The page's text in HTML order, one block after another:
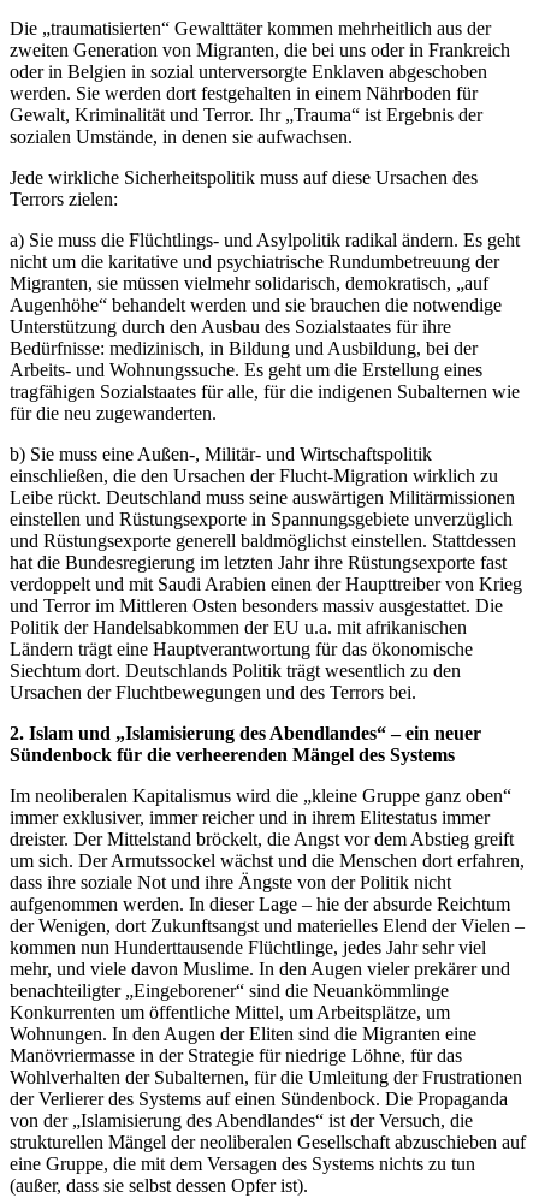
Die „traumatisierten“ Gewalttäter kommen mehrheitlich aus der
zweiten Generation von Migranten, die bei uns oder in Frankreich
oder in Belgien in sozial unterversorgte Enklaven abgeschoben
werden. Sie werden dort festgehalten in einem Nährboden für
Gewalt, Kriminalität und Terror. Ihr „Trauma“ ist Ergebnis der
sozialen Umstände, in denen sie aufwachsen.
Jede wirkliche Sicherheitspolitik muss auf diese Ursachen des
Terrors zielen:
a) Sie muss die Flüchtlings- und Asylpolitik radikal ändern. Es geht
nicht um die karitative und psychiatrische Rundumbetreuung der
Migranten, sie müssen vielmehr solidarisch, demokratisch, „auf
Augenhöhe“ behandelt werden und sie brauchen die notwendige
Unterstützung durch den Ausbau des Sozialstaates für ihre
Bedürfnisse: medizinisch, in Bildung und Ausbildung, bei der
Arbeits- und Wohnungssuche. Es geht um die Erstellung eines
tragfähigen Sozialstaates für alle, für die indigenen Subalternen wie
für die neu zugewanderten.
b) Sie muss eine Außen-, Militär- und Wirtschaftspolitik
einschließen, die den Ursachen der Flucht-Migration wirklich zu
Leibe rückt. Deutschland muss seine auswärtigen Militärmissionen
einstellen und Rüstungsexporte in Spannungsgebiete unverzüglich
und Rüstungsexporte generell baldmöglichst einstellen. Stattdessen
hat die Bundesregierung im letzten Jahr ihre Rüstungsexporte fast
verdoppelt und mit Saudi Arabien einen der Haupttreiber von Krieg
und Terror im Mittleren Osten besonders massiv ausgestattet. Die
Politik der Handelsabkommen der EU u.a. mit afrikanischen
Ländern trägt eine Hauptverantwortung für das ökonomische
Siechtum dort. Deutschlands Politik trägt wesentlich zu den
Ursachen der Fluchtbewegungen und des Terrors bei.
2. Islam und „Islamisierung des Abendlandes“ – ein neuer
Sündenbock für die verheerenden Mängel des Systems
Im neoliberalen Kapitalismus wird die „kleine Gruppe ganz oben“
immer exklusiver, immer reicher und in ihrem Elitestatus immer
dreister. Der Mittelstand bröckelt, die Angst vor dem Abstieg greift
um sich. Der Armutssockel wächst und die Menschen dort erfahren,
dass ihre soziale Not und ihre Ängste von der Politik nicht
aufgenommen werden. In dieser Lage – hie der absurde Reichtum
der Wenigen, dort Zukunftsangst und materielles Elend der Vielen –
kommen nun Hunderttausende Flüchtlinge, jedes Jahr sehr viel
mehr, und viele davon Muslime. In den Augen vieler prekärer und
benachteiligter „Eingeborener“ sind die Neuankömmlinge
Konkurrenten um öffentliche Mittel, um Arbeitsplätze, um
Wohnungen. In den Augen der Eliten sind die Migranten eine
Manövriermasse in der Strategie für niedrige Löhne, für das
Wohlverhalten der Subalternen, für die Umleitung der Frustrationen
der Verlierer des Systems auf einen Sündenbock. Die Propaganda
von der „Islamisierung des Abendlandes“ ist der Versuch, die
strukturellen Mängel der neoliberalen Gesellschaft abzuschieben auf
eine Gruppe, die mit dem Versagen des Systems nichts zu tun
(außer, dass sie selbst dessen Opfer ist).